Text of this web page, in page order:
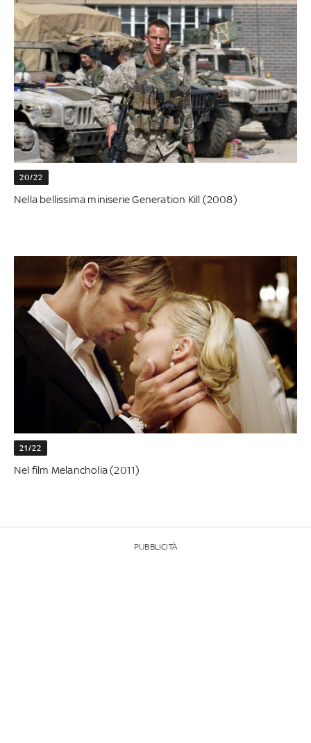
20/22
Nella bellissima miniserie Generation Kill (2008)
21/22
Nel film Melancholia (2011)
PUBBLICITÀ